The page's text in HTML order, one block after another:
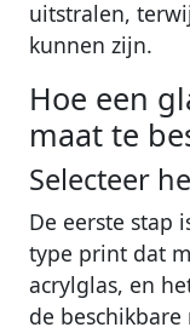
uitstralen,
kunnen zijn.
Hoe een
maat te
Selecteer
De eerste stap
type print dat
acrylglas, en
de